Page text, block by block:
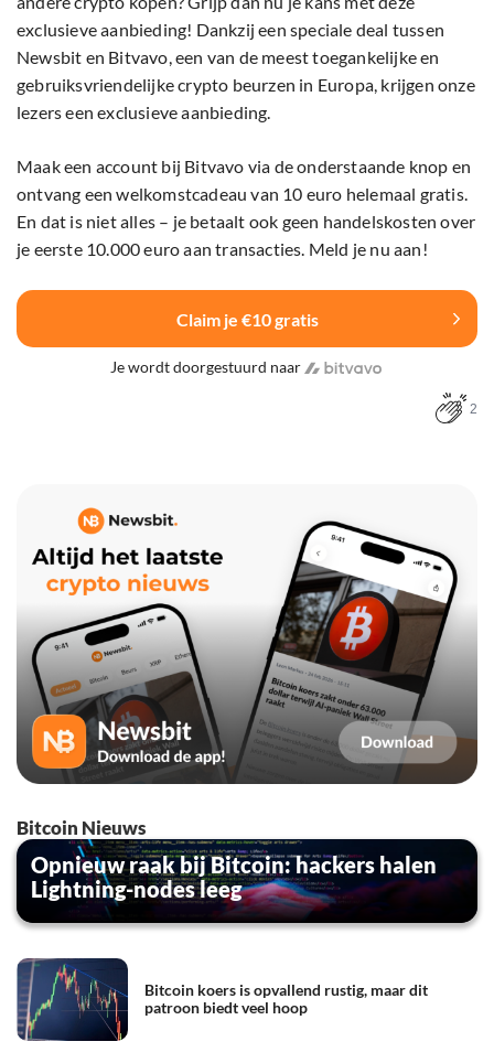
exclusieve aanbieding! Dankzij een speciale deal tussen
Newsbit en Bitvavo, een van de meest toegankelijke en
gebruiksvriendelijke crypto beurzen in Europa, krijgen onze
lezers een exclusieve aanbieding.
Maak een account bij Bitvavo via de onderstaande knop en
ontvang een welkomstcadeau van 10 euro helemaal gratis.
En dat is niet alles – je betaalt ook geen handelskosten over
je eerste 10.000 euro aan transacties. Meld je nu aan!
Claim je €10 gratis
Je wordt doorgestuurd naar
2
Bitcoin Nieuws
Opnieuw raak bij Bitcoin: hackers halen
Lightning-nodes leeg
Bitcoin koers is opvallend rustig, maar dit
patroon biedt veel hoop